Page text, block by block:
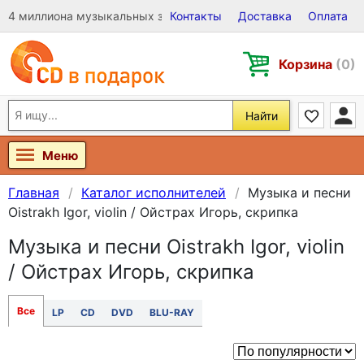
4 миллиона музыкальных записей на Виниле, CD и DVD
Контакты Доставка Оплата
Корзина (0)
Найти
Меню
Главная Каталог исполнителей
Музыка и песни
Oistrakh Igor, violin / Ойстрах Игорь, скрипка
Музыка и песни Oistrakh Igor, violin
/ Ойстрах Игорь, скрипка
Все LP CD DVD BLU-RAY